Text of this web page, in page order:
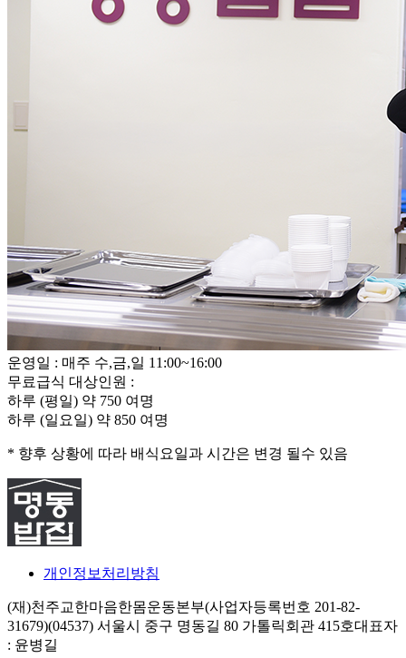
운영일 : 매주 수,금,일 11:00~16:00
무료급식 대상인원 :
하루 (평일) 약 750 여명
하루 (일요일) 약 850 여명
* 향후 상황에 따라 배식요일과 시간은 변경 될수 있음
개인정보처리방침
(재)천주교한마음한몸운동본부(사업자등록번호 201-82-
31679)(04537) 서울시 중구 명동길 80 가톨릭회관 415호대표자
: 윤병길